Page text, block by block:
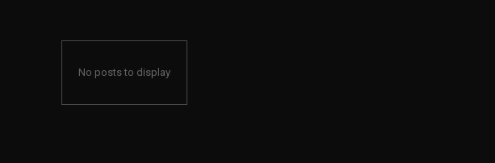
No posts to display